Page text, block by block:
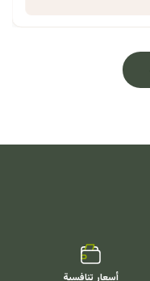
أسعار تنافسية